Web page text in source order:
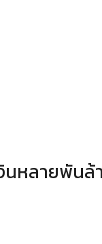
นหลายพันล้